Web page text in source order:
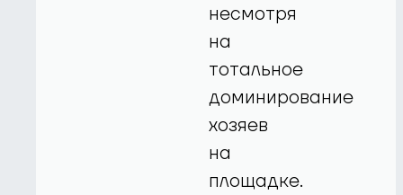
несмотря
на
тотальное
доминирование
хозяев
на
площадке.